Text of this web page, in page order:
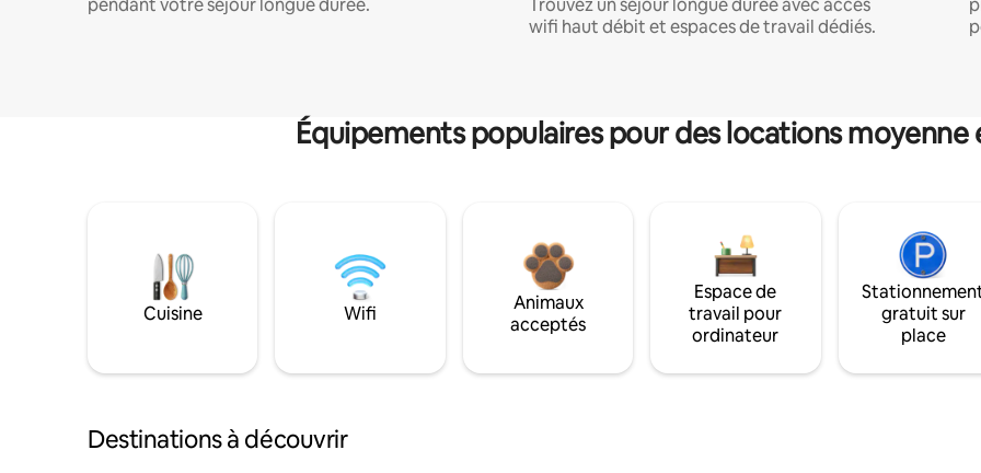
pendant votre séjour longue durée.
Trouvez un séjour longue durée avec accès
wifi haut débit et espaces de travail dédiés.
Équipements populaires pour des locations
Cuisine Wifi
Animaux
acceptés
Espace de
travail pour
ordinateur
gratuit sur
place
Destinations à découvrir